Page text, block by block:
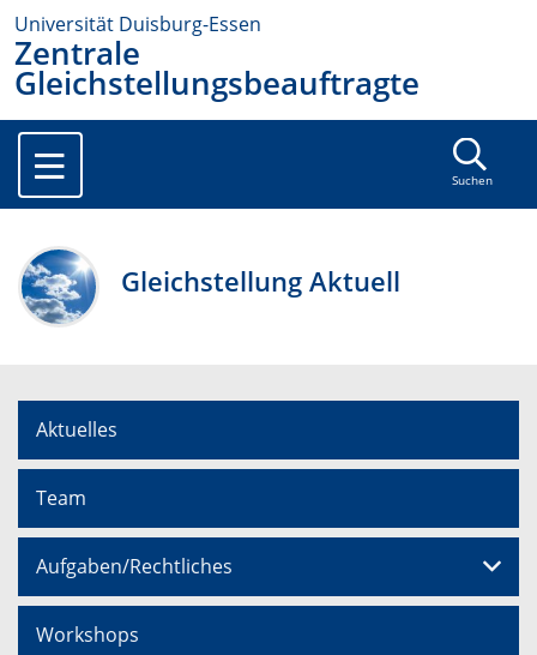
Universität Duisburg-Essen
Zentrale
Gleichstellungsbeauftragte
Suchen
Gleichstellung Aktuell
Aktuelles
Team
Aufgaben/Rechtliches
Workshops